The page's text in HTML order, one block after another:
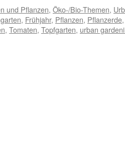
und Pflanzen, Öko-/Bio-Themen,
, Frühjahr, Pflanzen, Pflanzerde
, Tomaten, Topfgarten, urban